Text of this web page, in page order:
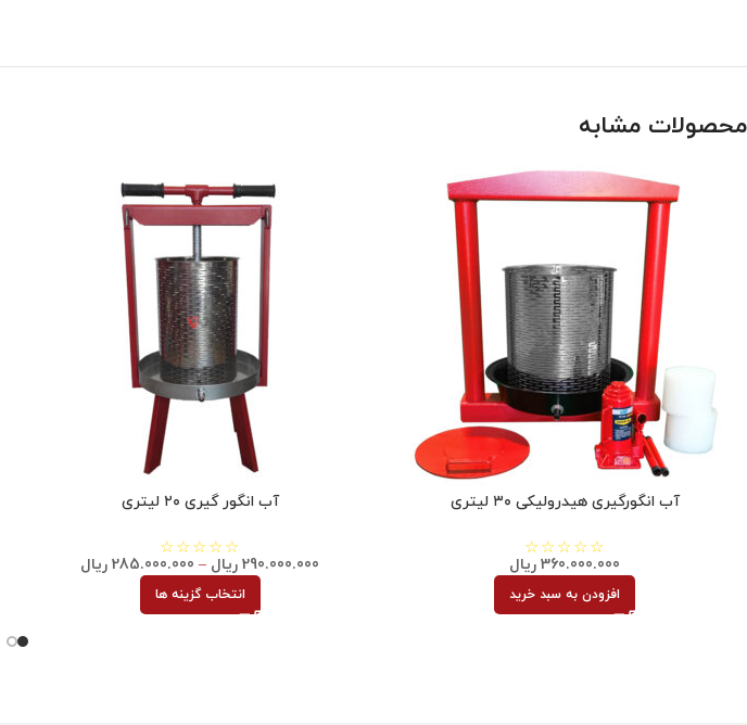
محصولات مشابه
آب انگورگیری هیدرولیکی ۳۰ لیتری
360.000.000 ریال
افزودن به سبد خرید
آب انگور گیری ۲۰ لیتری
290.000.000 ریال –
285.000.000 ریال
انتخاب گزینه ها